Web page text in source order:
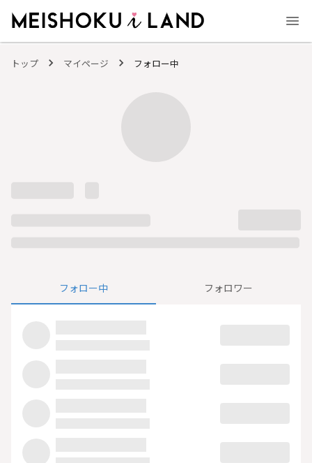
トップ マイページ フォロー中
フォロー中 フォロワー